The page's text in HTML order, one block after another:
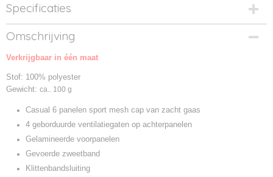
Specificaties
Productcode
MB6214-01
Productcode leverancier
Omschrijving
Verkrijgbaar in één maat
Stof: 100% polyester
Gewicht: ca.. 100 g
Casual 6 panelen sport mesh cap van zacht gaas
4 geborduurde ventilatiegaten op achterpanelen
Gelamineerde voorpanelen
Gevoerde zweetband
Klittenbandsluiting